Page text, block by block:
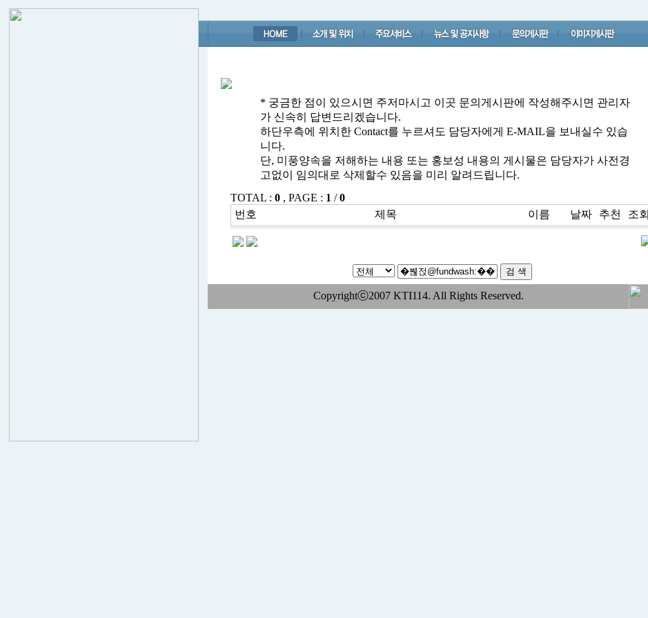
* 궁금한 점이 있으시면 주저마시고 이곳 문의게시판에 작성해주시면 관리자
가 신속히 답변드리겠습니다.
하단우측에 위치한 Contact를 누르셔도 담당자에게 E-MAIL을 보내실수 있습
니다.
단, 미풍양속을 저해하는 내용 또는 홍보성 내용의 게시물은 담당자가 사전경
고없이 임의대로 삭제할수 있음을 미리 알려드립니다.
TOTAL : 0, PAGE : 1 /0
번호
제목 이름 날짜 추천 조회
Copyrightⓒ2007 KTI114. All Rights Reserved.